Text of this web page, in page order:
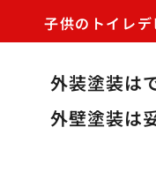
子供のトイレ
外装塗装は
外壁塗装は